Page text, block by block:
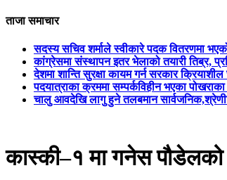
ताजा समाचार
सदस्य सचिव शर्माले स्वीकारे पदक वितरणमा
कांग्रेसमा संस्थापन इतर भेलाको तयारी तिब्र,
देशमा शान्ति सुरक्षा कायम गर्न सरकार
पदयात्राका क्रममा सम्पर्कविहीन भएका पोखराका
चालु आवदेखि लागु हुने तलबमान
कास्की–१ मा गनेस पौडेलको